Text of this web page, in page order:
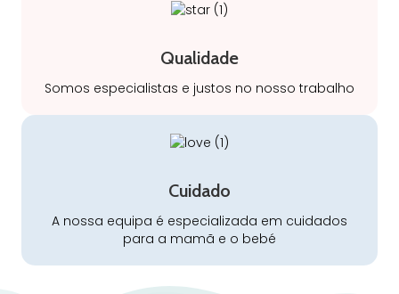
Qualidade
Somos especialistas e justos no nosso trabalho
Cuidado
A nossa equipa é especializada em cuidados
para a mamã e o bebé